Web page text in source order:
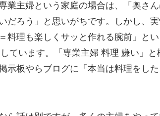
業主婦という家庭の場合は、「奥さ
だろう」と思いがちです。しかし、
料理も楽しくサッと作れる腕前」と
ています。「専業主婦 料理 嫌い」
示板やらブログに「本当は料理をし